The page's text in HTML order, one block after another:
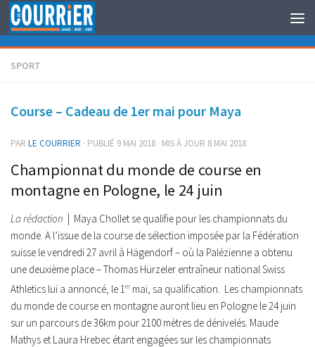
Au dessous du contenu
SPORT
Course – Cadeau de 1er mai pour Maya
PAR LE COURRIER · PUBLIÉ 9 MAI 2018 · MIS À JOUR 8 MAI 2018
Championnat du monde de course en
montagne en Pologne, le 24 juin
La rédaction | Maya Chollet se qualifie pour les championnats du
monde. A l’issue de la course de sélection imposée par la Fédération
suisse le vendredi 27 avril à Hägendorf – où la Palézienne a obtenu
une deuxième place – Thomas Hürzeler entraîneur national Swiss
Athletics lui a annoncé, le 1ermai, sa qualification. Les championnats
du monde de course en montagne auront lieu en Pologne le 24 juin
sur un parcours de 36km pour 2100 mètres de dénivelés. Maude
Mathys et Laura Hrebec étant engagées sur les championnats